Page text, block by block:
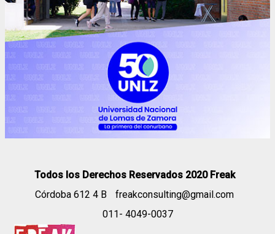
Todos los Derechos Reservados 2020 Freak
Córdoba 612 4 B
freakconsulting@gmail.com
011- 4049-0037